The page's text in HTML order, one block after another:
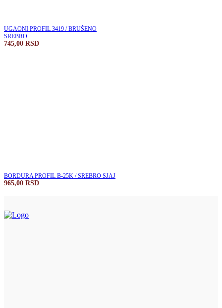
UGAONI PROFIL 3419 / BRUŠENO
SREBRO
745,00 RSD
BORDURA PROFIL B-25K / SREBRO SJAJ
965,00 RSD